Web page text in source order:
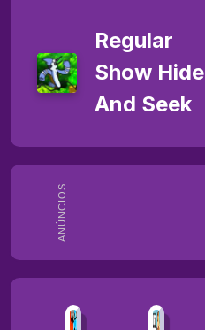
ANÚNCIOS
Regular
Show Hide
And Seek